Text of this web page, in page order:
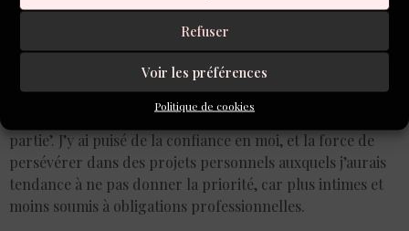
Refuser
Voir les préférences
Politique de cookies
Dans l’atelier « Ecrire un roman », la pluralité des
parcours et les regards croisés sur le travail de chacun
offrent une efficace caisse de résonance, qui sauve de
l’immobilisme, de situations où l’on est à la fois ‘juge et
partie’. J’y ai puisé de la confiance en moi, et la force de
persévérer dans des projets personnels auxquels j’aurais
tendance à ne pas donner la priorité, car plus intimes et
moins soumis à obligations professionnelles.